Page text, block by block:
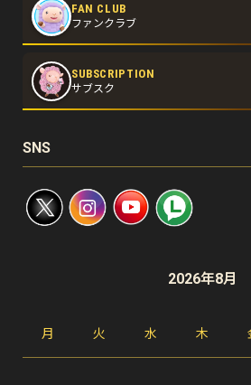
FAN CLUB
ファンクラブ
SUBSCRIPTION
サブスク
SNS
2026年8月
月 火 水 木